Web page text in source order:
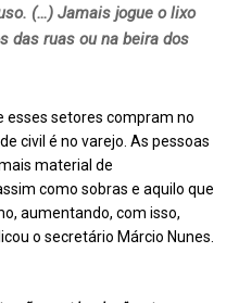
(…) Jamais jogue o lixo
das ruas ou na beira dos
esses setores compram no
civil é no varejo. As pessoas
material de
como sobras e aquilo que
aumentando, com isso,
o secretário Márcio Nunes.